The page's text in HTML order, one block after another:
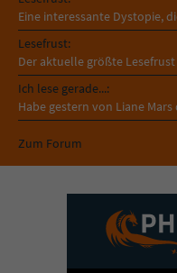
Eine interessante Dystopie,
Lesefrust:
Der aktuelle größte
Ich lese gerade...:
Habe gestern von Liane
Zum Forum